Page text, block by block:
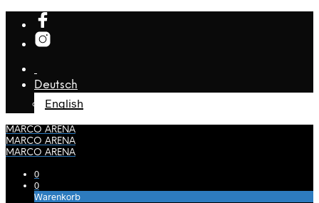
Deutsch
English
MARCO ARENA
MARCO ARENA
MARCO ARENA
0
0
Warenkorb